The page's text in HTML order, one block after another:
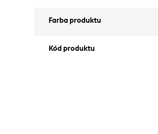
Farba produktu
Kód produktu